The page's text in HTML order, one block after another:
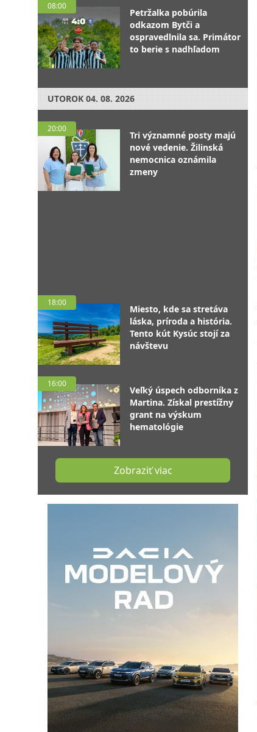
08:00
Petržalka pobúrila
odkazom Bytči a
ospravedlnila sa. Primátor
to berie s nadhľadom
UTOROK 04. 08. 2026
20:00
Tri významné posty majú
nové vedenie. Žilinská
nemocnica oznámila
zmeny
18:00
Miesto, kde sa stretáva
láska, príroda a história.
Tento kút Kysúc stojí za
návštevu
16:00
Veľký úspech odborníka z
Martina. Získal prestížny
grant na výskum
hematológie
Zobraziť viac